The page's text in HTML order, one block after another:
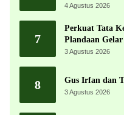
4 Agustus 2026
7
Perkuat Tata
Plandaan
3 Agustus 2026
8 Gus Irfan dan
3 Agustus 2026